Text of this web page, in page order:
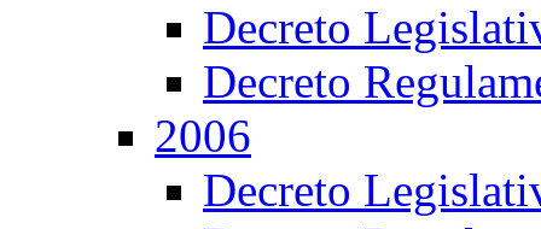
Decreto
Decreto
2006
Decreto